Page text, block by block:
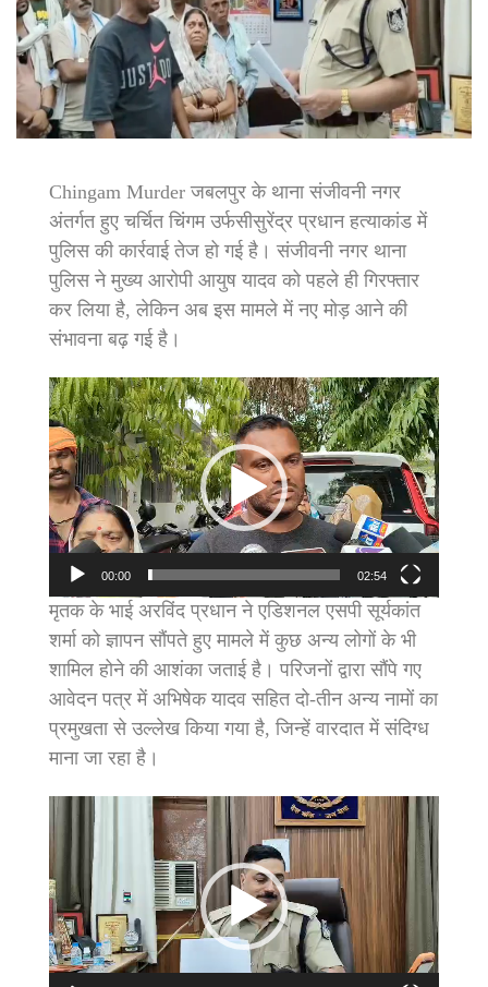
​Chingam Murder जबलपुर के थाना संजीवनी नगर
अंतर्गत हुए चर्चित चिंगम उर्फसीसुरेंद्र प्रधान हत्याकांड में
पुलिस की कार्रवाई तेज हो गई है। संजीवनी नगर थाना
पुलिस ने मुख्य आरोपी आयुष यादव को पहले ही गिरफ्तार
कर लिया है, लेकिन अब इस मामले में नए मोड़ आने की
संभावना बढ़ गई है।
Video
Player
00:00 02:54
मृतक के भाई अरविंद प्रधान ने एडिशनल एसपी सूर्यकांत
शर्मा को ज्ञापन सौंपते हुए मामले में कुछ अन्य लोगों के भी
शामिल होने की आशंका जताई है। परिजनों द्वारा सौंपे गए
आवेदन पत्र में अभिषेक यादव सहित दो-तीन अन्य नामों का
प्रमुखता से उल्लेख किया गया है, जिन्हें वारदात में संदिग्ध
माना जा रहा है।
Video
Player